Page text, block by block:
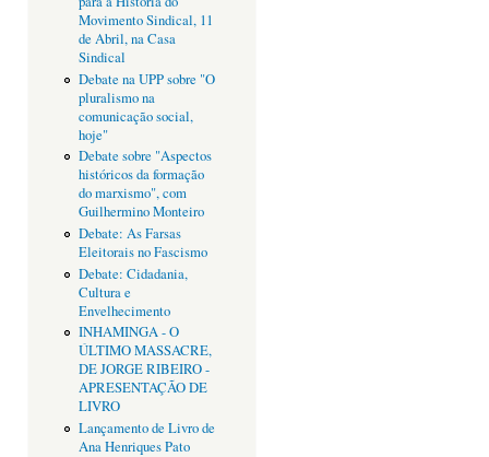
Movimento Sindical, 11
de Abril, na Casa
Sindical
Debate na UPP sobre "O
pluralismo na
comunicação social,
hoje"
Debate sobre "Aspectos
históricos da formação
do marxismo", com
Guilhermino Monteiro
Debate: As Farsas
Eleitorais no Fascismo
Debate: Cidadania,
Cultura e
Envelhecimento
INHAMINGA - O
ÚLTIMO MASSACRE,
DE JORGE RIBEIRO -
APRESENTAÇÃO DE
LIVRO
Lançamento de Livro de
Ana Henriques Pato